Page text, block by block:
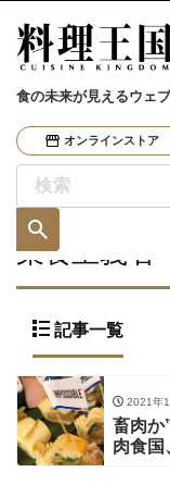
食の未来が見えるウェ
オンラインストア
菜食主義者
記事一覧
2021年
畜肉か
肉食国